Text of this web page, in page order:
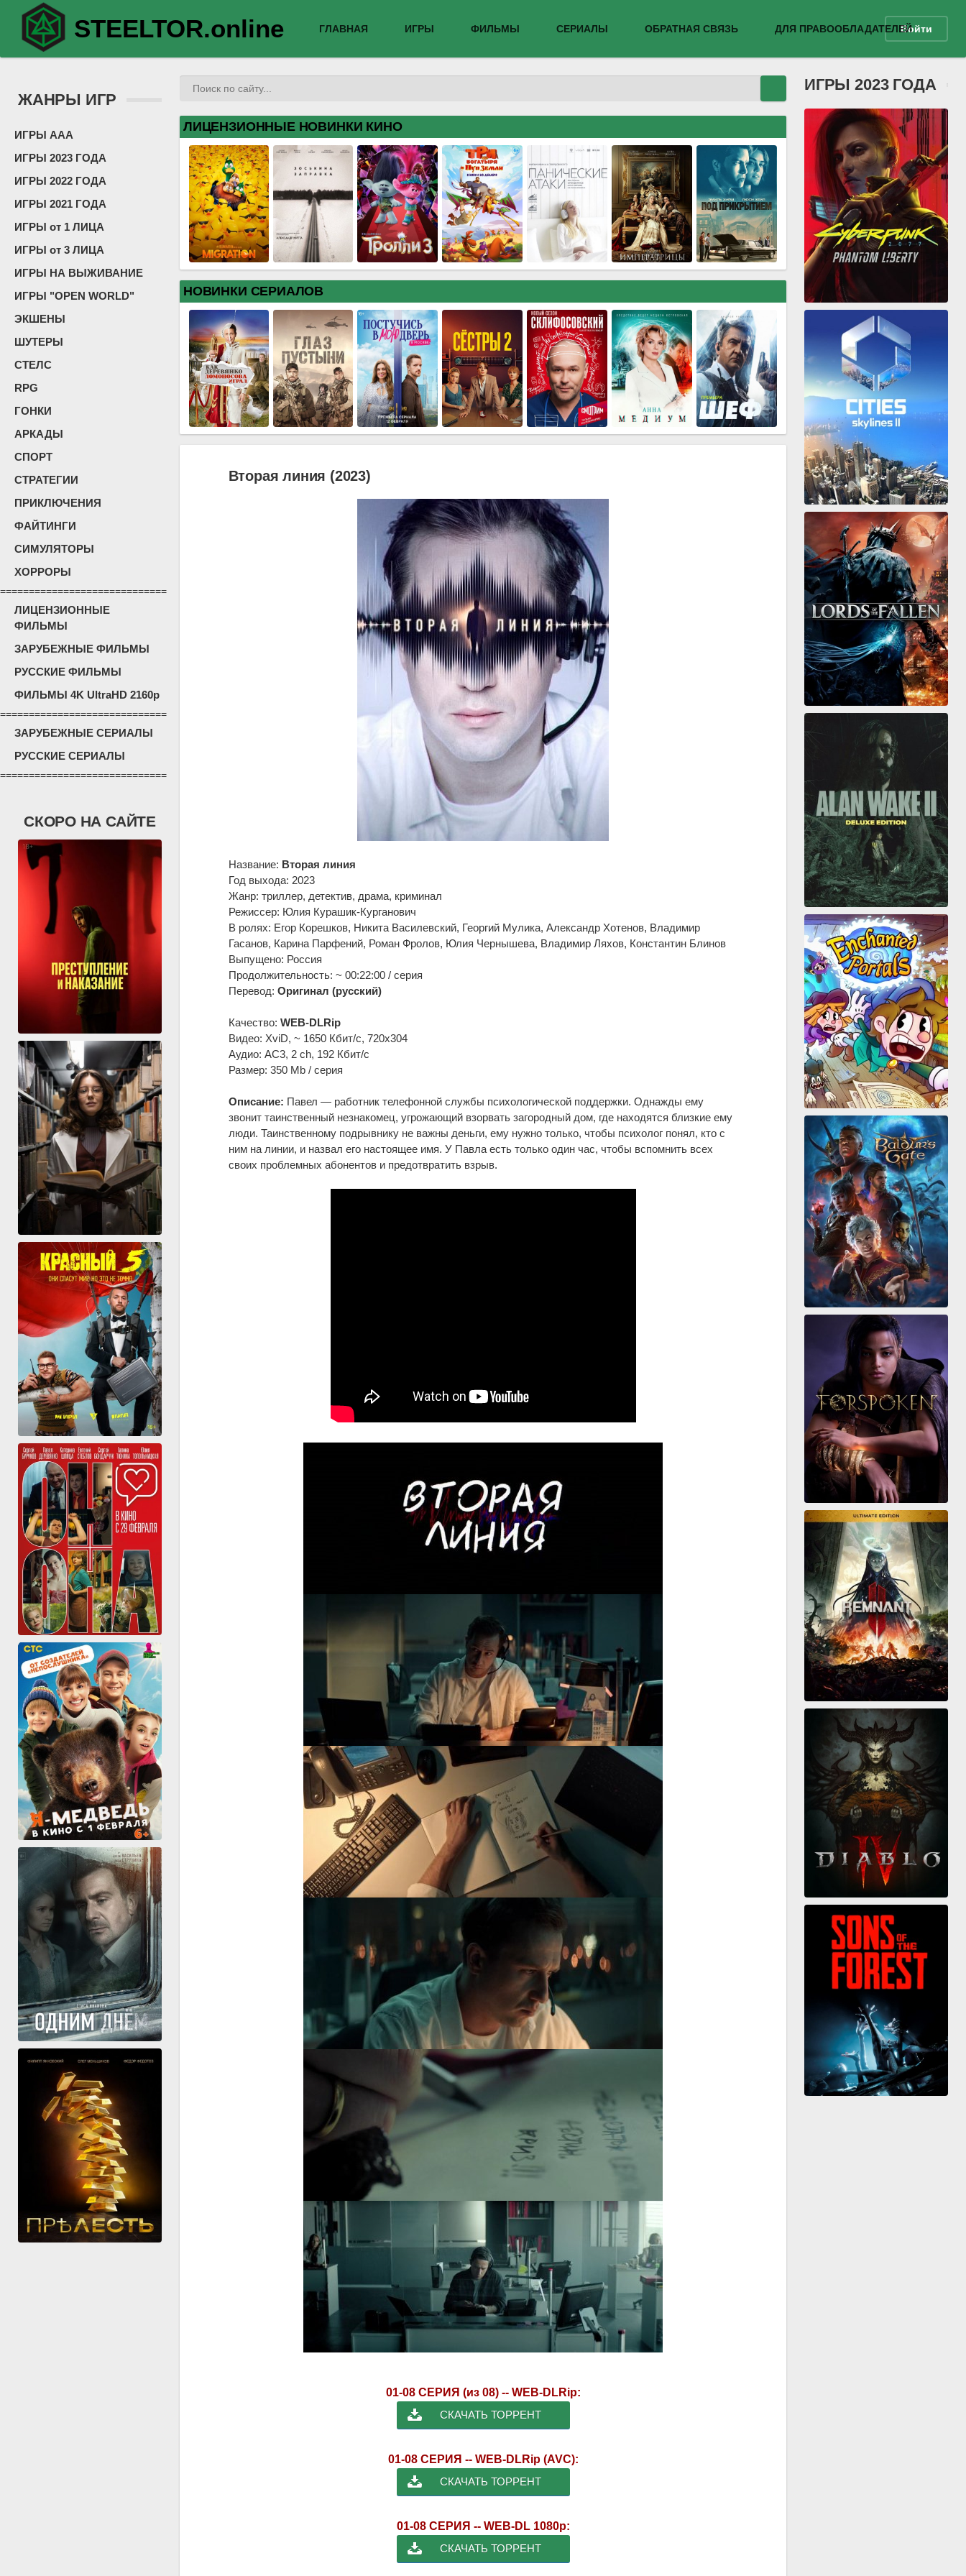
STEELTOR.online ГЛАВНАЯ ИГРЫ ФИЛЬМЫ СЕРИАЛЫ ОБРАТНАЯ СВЯЗЬ ДЛЯ ПРАВООБЛАДАТЕЛЕЙВойти
ЖАНРЫ ИГР
ИГРЫ ААА
ИГРЫ 2023 ГОДА
ИГРЫ 2022 ГОДА
ИГРЫ 2021 ГОДА
ИГРЫ от 1 ЛИЦА
ИГРЫ от 3 ЛИЦА
ИГРЫ НА ВЫЖИВАНИЕ
ИГРЫ "OPEN WORLD"
ЭКШЕНЫ
ШУТЕРЫ
СТЕЛС
RPG
ГОНКИ
АРКАДЫ
СПОРТ
СТРАТЕГИИ
ПРИКЛЮЧЕНИЯ
ФАЙТИНГИ
СИМУЛЯТОРЫ
ХОРРОРЫ
=============================
ЛИЦЕНЗИОННЫЕ
ФИЛЬМЫ
ЗАРУБЕЖНЫЕ ФИЛЬМЫ
РУССКИЕ ФИЛЬМЫ
ФИЛЬМЫ 4K UltraHD 2160p
=============================
ЗАРУБЕЖНЫЕ СЕРИАЛЫ
РУССКИЕ СЕРИАЛЫ
=============================
СКОРО НА САЙТЕ
ЛИЦЕНЗИОННЫЕ НОВИНКИ КИНО
НОВИНКИ СЕРИАЛОВ
Вторая линия (2023)
Название: Вторая линия
Год выхода: 2023
Жанр: триллер, детектив, драма, криминал
Режиссер: Юлия Курашик-Курганович
В ролях: Егор Корешков, Никита Василевский, Георгий Мулика, Александр Хотенов, Владимир
Гасанов, Карина Парфений, Роман Фролов, Юлия Чернышева, Владимир Ляхов, Константин Блинов
Выпущено: Россия
Продолжительность: ~ 00:22:00 / серия
Перевод: Оригинал (русский)
Качество: WEB-DLRip
Видео: XviD, ~ 1650 Кбит/с, 720x304
Аудио: AC3, 2 ch, 192 Кбит/с
Размер: 350 Mb / серия
Описание: Павел — работник телефонной службы психологической поддержки. Однажды ему
звонит таинственный незнакомец, угрожающий взорвать загородный дом, где находятся близкие ему
люди. Таинственному подрывнику не важны деньги, ему нужно только, чтобы психолог понял, кто с
ним на линии, и назвал его настоящее имя. У Павла есть только один час, чтобы вспомнить всех
своих проблемных абонентов и предотвратить взрыв.
01-08 СЕРИЯ (из 08) -- WEB-DLRip:
СКАЧАТЬ ТОРРЕНТ
01-08 СЕРИЯ -- WEB-DLRip (AVC):
СКАЧАТЬ ТОРРЕНТ
01-08 СЕРИЯ -- WEB-DL 1080p:
СКАЧАТЬ ТОРРЕНТ
ИГРЫ 2023 ГОДА